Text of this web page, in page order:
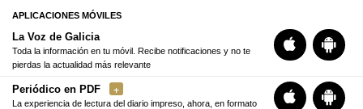
APLICACIONES MÓVILES
La Voz de Galicia
Toda la información en tu móvil. Recibe notificaciones y no te
pierdas la actualidad más relevante
Periódico en PDF
La experiencia de lectura del diario impreso, ahora, en formato